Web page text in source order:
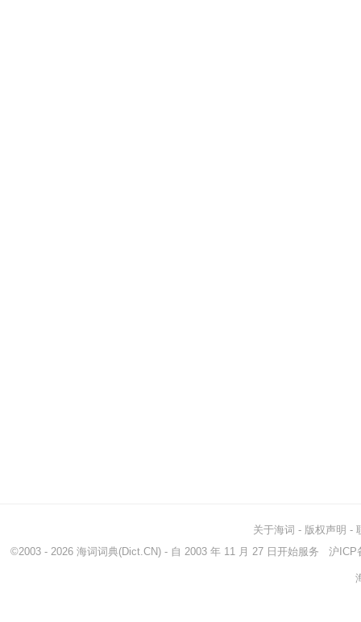
关于海词 - 版权声明 -
©2003 - 2026 海词词典(Dict.CN) - 自 2003 年 11 月 27 日开始服务 沪ICP